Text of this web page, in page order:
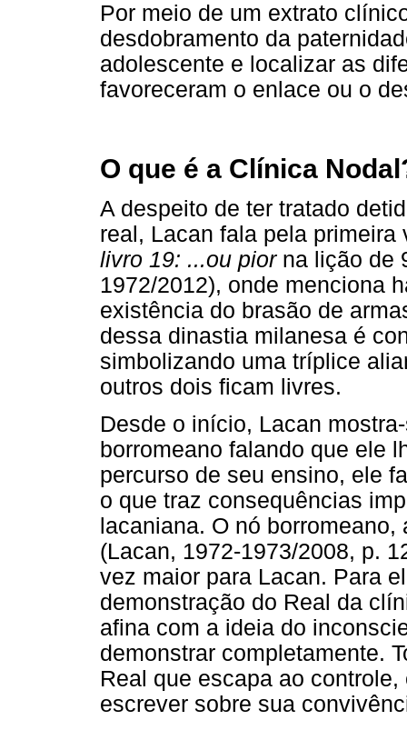
Por meio de um extrato
desdobramento da
adolescente e localizar as
favoreceram o enlace ou o
O que é a Clínica
A despeito de ter tratado
real, Lacan fala pela
livro 19: ...ou piorna lição de
1972/2012), onde menciona
existência do brasão de
dessa dinastia milanesa é
simbolizando uma tríplice
outros dois ficam livres.
Desde o início, Lacan
borromeano falando que ele
percurso de seu ensino, ele
o que traz consequências
lacaniana. O nó
(Lacan, 1972-1973/2008, p.
vez maior para Lacan. Para
demonstração do Real da
afina com a ideia do
demonstrar completamente.
Real que escapa ao
escrever sobre sua